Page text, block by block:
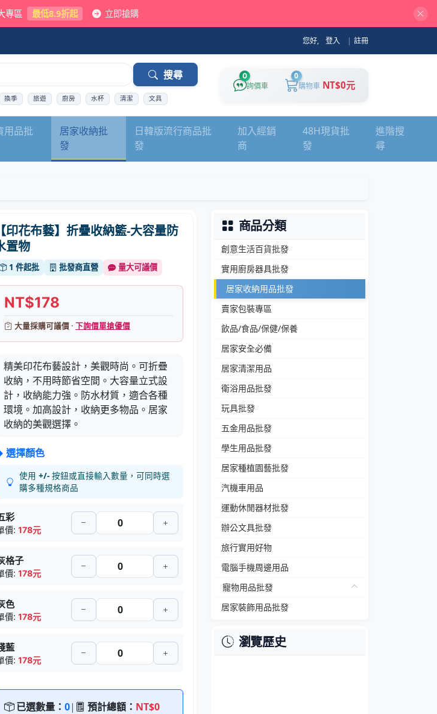
專區 最低8.9折起 立即搶購
您好, 登入 | 註冊
搜尋
換季 旅遊 廚房 水杯 清潔 文具
0
詢價車
0
購物車 NT$0元
用品批
居家收納批
發
日韓版流行商品批
發
加入經銷
商
48H現貨批
發
進階搜
尋
【印花布藝】折疊收納籃-大容量防
置物
1 件起批 批發商直營 量大可議價
NT$178
大量採購可議價 ·下詢價單搶優價
精美印花布藝設計，美觀時尚。可折疊
收納，不用時節省空間。大容量立式設
計，收納能力強。防水材質，適合各種
環境。加高設計，收納更多物品。居家
收納的美觀選擇。
選擇顏色
使用+/- 按鈕或直接輸入數量，可同時選
購多種規格商品
彩
價:178元
格子
價:178元
色
價:178元
藍
價:178元
已選數量：0| 預計總額： NT$0
商品分類
創意生活百貨批發
實用廚房器具批發
居家收納用品批發
賣家包裝專區
飲品/食品/保健/保養
居家安全必備
居家清潔用品
衛浴用品批發
玩具批發
五金用品批發
學生用品批發
居家種植園藝批發
汽機車用品
運動休閒器材批發
辦公文具批發
旅行實用好物
電腦手機周邊用品
寵物用品批發
居家裝飾用品批發
瀏覽歷史